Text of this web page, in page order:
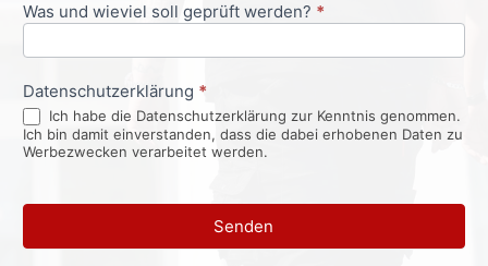
Was und wieviel soll geprüft werden? *
Datenschutzerklärung *
Ich habe die Datenschutzerklärung zur Kenntnis genommen.
Ich bin damit einverstanden, dass die dabei erhobenen Daten zu
Werbezwecken verarbeitet werden.
Senden